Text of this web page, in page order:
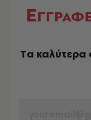
Ε
Tα καλύτερα